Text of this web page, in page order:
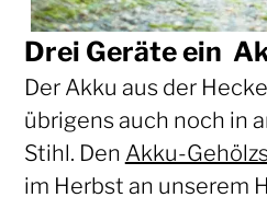
Drei Geräte ein
Der Akku aus der
übrigens auch noch in
Stihl. Den Akku-
im Herbst an unserem